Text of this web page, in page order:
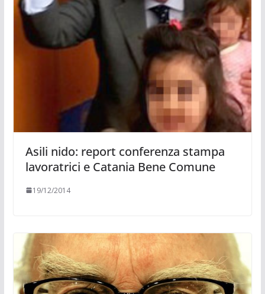
Asili nido: report conferenza stampa
lavoratrici e Catania Bene Comune
19/12/2014